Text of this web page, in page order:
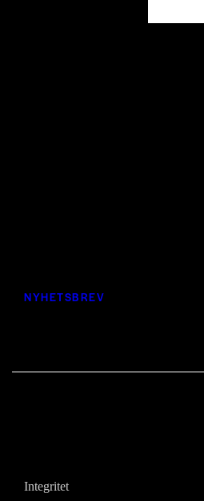
NYHETSBREV
Integritet